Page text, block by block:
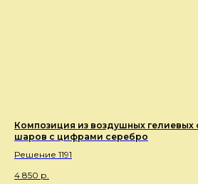
Композиция из воздушных гелиевых
шаров с цифрами серебро
Решение 1191
4 850 р.